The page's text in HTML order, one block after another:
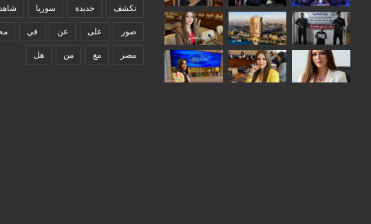
تكشف جديدة سوريا
صور على عن في
مصر مع من هل